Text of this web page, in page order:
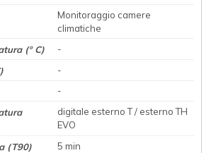
Monitoraggio camere
climatiche
-
-
-
digitale esterno T / esterno TH
EVO
5 min